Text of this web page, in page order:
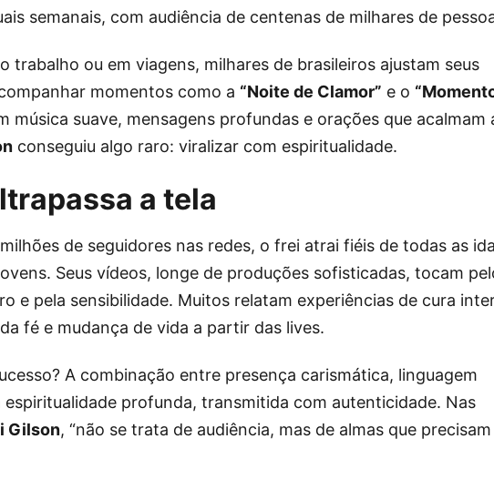
semanais, com audiência de centenas de milhares de
trabalho ou em viagens, milhares de brasileiros ajustam seus
momentos como a “Noite de Clamor” e o
música suave, mensagens profundas e orações que acalmam
conseguiu algo raro: viralizar com espiritualidade.
a tela
de seguidores nas redes, o frei atrai fiéis de todas as
Seus vídeos, longe de produções sofisticadas, tocam
e pela sensibilidade. Muitos relatam experiências de cura
fé e mudança de vida a partir das lives.
A combinação entre presença carismática, linguagem
espiritualidade profunda, transmitida com autenticidade. Nas
Gilson, “não se trata de audiência, mas de almas que